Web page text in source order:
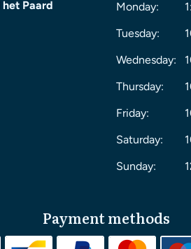
Paard
Monday:
Tuesday:
Wednesday:
Thursday:
Friday:
Saturday:
Sunday:
Payment methods